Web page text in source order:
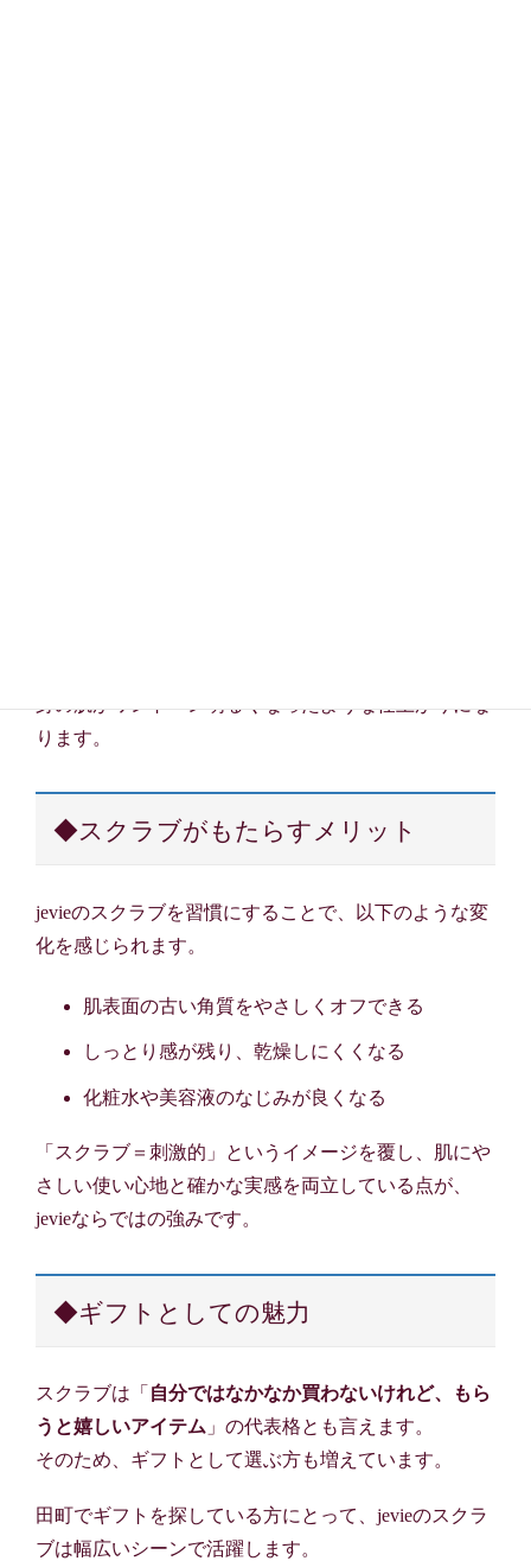
身の肌がワントーン明るくなったような仕上がりにな
ります。
◆スクラブがもたらすメリット
jevieのスクラブを習慣にすることで、以下のような変
化を感じられます。
肌表面の古い角質をやさしくオフできる
しっとり感が残り、乾燥しにくくなる
化粧水や美容液のなじみが良くなる
「スクラブ＝刺激的」というイメージを覆し、肌にや
さしい使い心地と確かな実感を両立している点が、
jevieならではの強みです。
◆ギフトとしての魅力
スクラブは「 自分ではなかなか買わないけれど、もら
うと嬉しいアイテム 」の代表格とも言えます。
そのため、ギフトとして選ぶ方も増えています。
田町でギフトを探している方にとって、jevieのスクラ
ブは幅広いシーンで活躍します。